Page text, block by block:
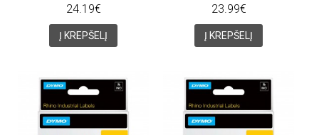
24.19€
Į KREPŠELĮ
23.99€
Į KREPŠELĮ